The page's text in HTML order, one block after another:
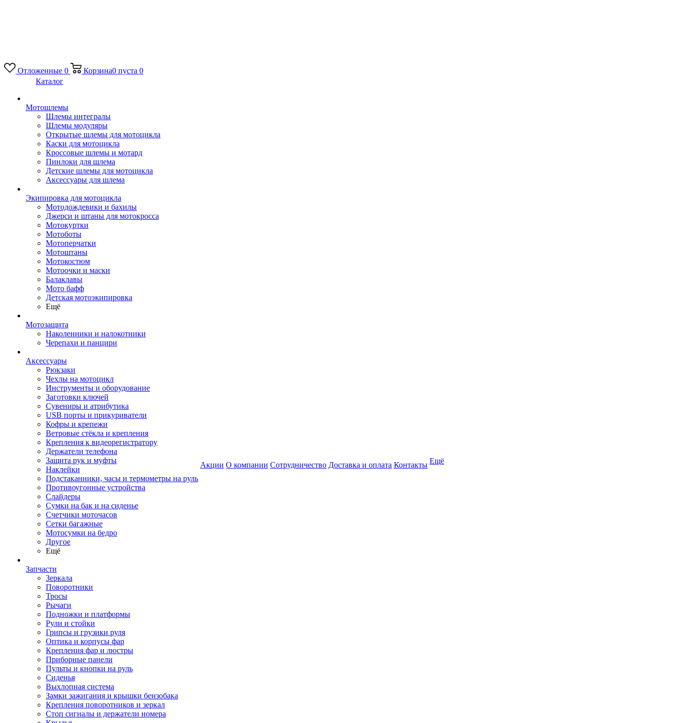
Отложенные 0 Корзина0 пуста 0
Каталог
Мотошлемы
Шлемы интегралы
Шлемы модуляры
Открытые шлемы для мотоцикла
Каски для мотоцикла
Кроссовые шлемы и мотард
Пинлоки для шлема
Детские шлемы для мотоцикла
Аксессуары для шлема
Экипировка для мотоцикла
Мотодождевики и бахилы
Джерси и штаны для мотокросса
Мотокуртки
Мотоботы
Мотоперчатки
Мотоштаны
Мотокостюм
Мотоочки и маски
Балаклавы
Мото бафф
Детская мотоэкипировка
Ещё
Мотозащита
Наколенники и налокотники
Черепахи и панцири
Аксессуары
Рюкзаки
Чехлы на мотоцикл
Инструменты и оборудование
Заготовки ключей
Сувениры и атрибутика
USB порты и прикуриватели
Кофры и крепежи
Ветровые стёкла и крепления
Крепления к видеорегистратору
Держатели телефона
Защита рук и муфты
Наклейки
Подстаканники, часы и термометры на руль
Противоугонные устройства
Слайдеры
Сумки на бак и на сиденье
Счетчики моточасов
Сетки багажные
Мотосумки на бедро
Другое
Ещё
Запчасти
Зеркала
Поворотники
Тросы
Рычаги
Подножки и платформы
Рули и стойки
Грипсы и грузики руля
Оптика и корпусы фар
Крепления фар и люстры
Приборные панели
Пульты и кнопки на руль
Сиденья
Выхлопная система
Замки зажигания и крышки бензобака
Крепления поворотников и зеркал
Стоп сигналы и держатели номера
Акции О компании Сотрудничество Доставка и оплата Контакты Ещё